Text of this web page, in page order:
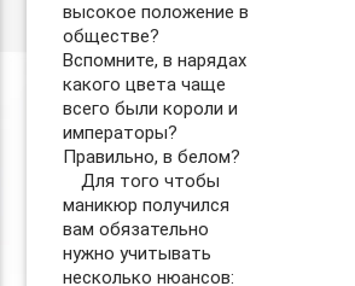
высокое положение в
обществе?
Вспомните, в нарядах
какого цвета чаще
всего были короли и
императоры?
Правильно, в белом?
⠀ Для того чтобы
маникюр получился
вам обязательно
нужно учитывать
несколько нюансов: